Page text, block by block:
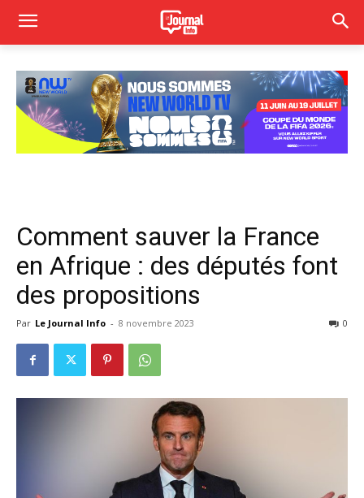
Comment sauver la France
en Afrique : des députés font
des propositions
Par Le Journal Info - 8 novembre 2023 0